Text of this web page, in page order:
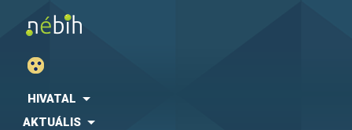
HIVATAL
AKTUÁLIS